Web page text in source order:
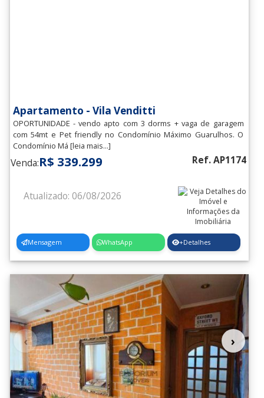
Apartamento - Vila Venditti
OPORTUNIDADE - vendo apto com 3 dorms + vaga de garagem
com 54mt e Pet friendly no Condomínio Máximo Guarulhos. O
Condomínio Má [leia mais...]
Venda:R$ 339.299 Ref. AP1174
Atualizado: 06/08/2026
Mensagem WhatsApp +Detalhes
‹ ›